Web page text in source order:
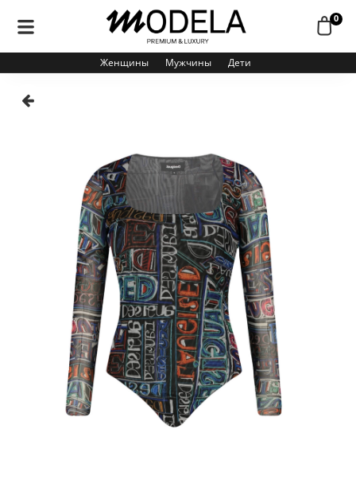
0
Женщины Мужчины Дети